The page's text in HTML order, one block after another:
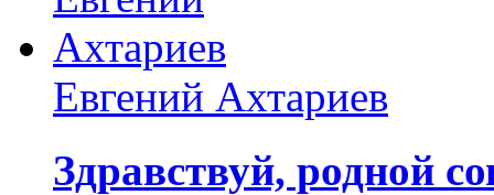
Евгений Ахтариев
Здравствуй, родной